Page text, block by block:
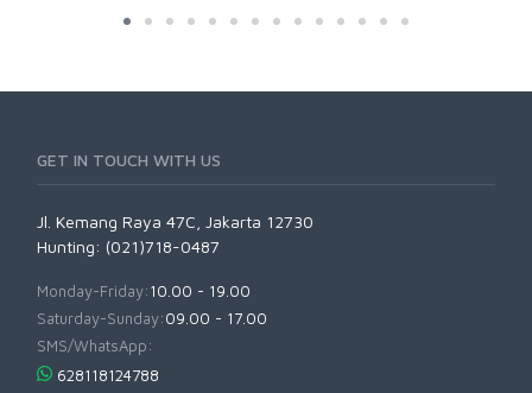
GET IN TOUCH WITH US
Jl. Kemang Raya 47C, Jakarta 12730
Hunting: (021)718-0487
Monday-Friday:10.00 - 19.00
Saturday-Sunday:09.00 - 17.00
SMS/WhatsApp:
628118124788